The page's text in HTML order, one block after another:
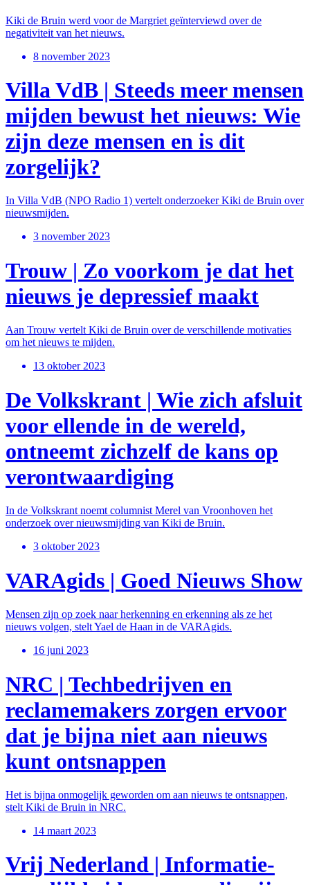
Kiki de Bruin werd voor de Margriet geïnterviewd over de
negativiteit van het nieuws.
8 november 2023
Villa VdB | Steeds meer mensen
mijden bewust het nieuws: Wie
zijn deze mensen en is dit
zorgelijk?
In Villa VdB (NPO Radio 1) vertelt onderzoeker Kiki de Bruin over
nieuwsmijden.
3 november 2023
Trouw | Zo voorkom je dat het
nieuws je depressief maakt
Aan Trouw vertelt Kiki de Bruin over de verschillende motivaties
om het nieuws te mijden.
13 oktober 2023
De Volkskrant | Wie zich afsluit
voor ellende in de wereld,
ontneemt zichzelf de kans op
verontwaardiging
In de Volkskrant noemt columnist Merel van Vroonhoven het
onderzoek over nieuwsmijding van Kiki de Bruin.
3 oktober 2023
VARAgids | Goed Nieuws Show
Mensen zijn op zoek naar herkenning en erkenning als ze het
nieuws volgen, stelt Yael de Haan in de VARAgids.
16 juni 2023
NRC | Techbedrijven en
reclamemakers zorgen ervoor
dat je bijna niet aan nieuws
kunt ontsnappen
Het is bijna onmogelijk geworden om aan nieuws te ontsnappen,
stelt Kiki de Bruin in NRC.
14 maart 2023
Vrij Nederland | Informatie-